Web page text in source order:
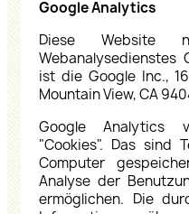
Google Analytics
Diese Website
Webanalysedienstes
ist die Google Inc.,
Mountain View, CA
Google Analytics
"Cookies". Das sind
Computer
Analyse der
ermöglichen. Die